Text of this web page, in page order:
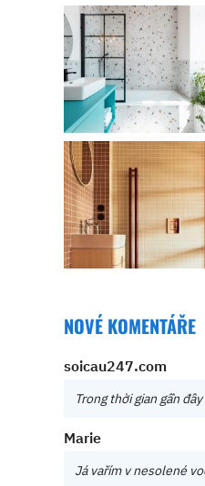
NOVÉ KOMENTÁŘE
soicau247.com
Trong thời gian gần
Marie
Já vařím v nesolené